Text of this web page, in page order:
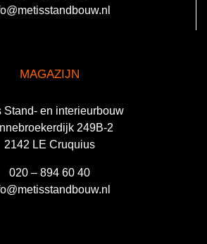
MAGAZIJN
Stand- en interieurbouw
249B-2
2142 LE Cruquius
020 – 894 60 40